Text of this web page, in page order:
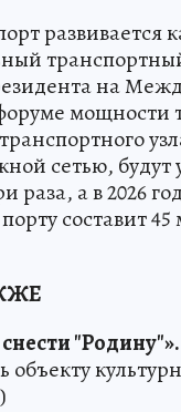
развивается
на
мощности
сетью, будут
раза, а в 2026
составит
"Родину"».
)